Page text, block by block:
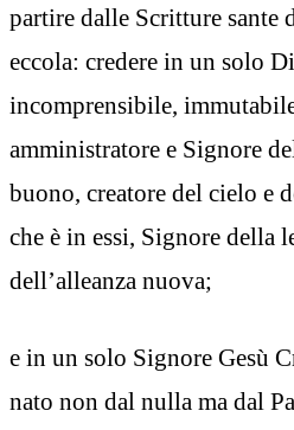
partire dalle Scritture sante
eccola: credere in un solo
incomprensibile,
amministratore e Signore
buono, creatore del cielo e
che è in essi, Signore della
dell’alleanza nuova;
e in un solo Signore Gesù
nato non dal nulla ma dal